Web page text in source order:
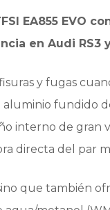
EA855 EVO
en Audi RS3
y fugas
fundido
interno de
directa del par
que también